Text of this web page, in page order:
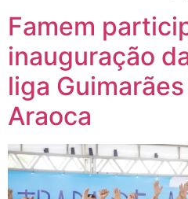
Famem
inauguração
liga
Araoca